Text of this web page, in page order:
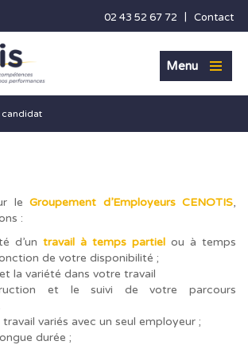
02 43 52 67 72 | Contact
Menu
candidat
le Groupement d’Employeurs CENOTIS,
:
d’un travail à temps partiel ou à temps
de votre disponibilité ;
la variété dans votre travail
et le suivi de votre parcours
travail variés avec un seul employeur ;
durée ;